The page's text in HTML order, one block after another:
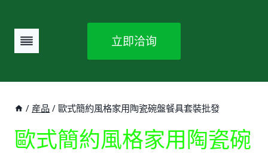
content
立即洽询
/ 産品 / 歐式簡約風格家用陶瓷碗盤餐具套裝批發
歐式簡約風格家用陶瓷碗